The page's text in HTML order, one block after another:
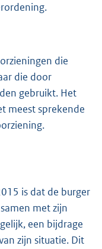
die
die door
gebruikt. Het
meest sprekende
is dat de burger
met zijn
een bijdrage
zijn situatie. Dit